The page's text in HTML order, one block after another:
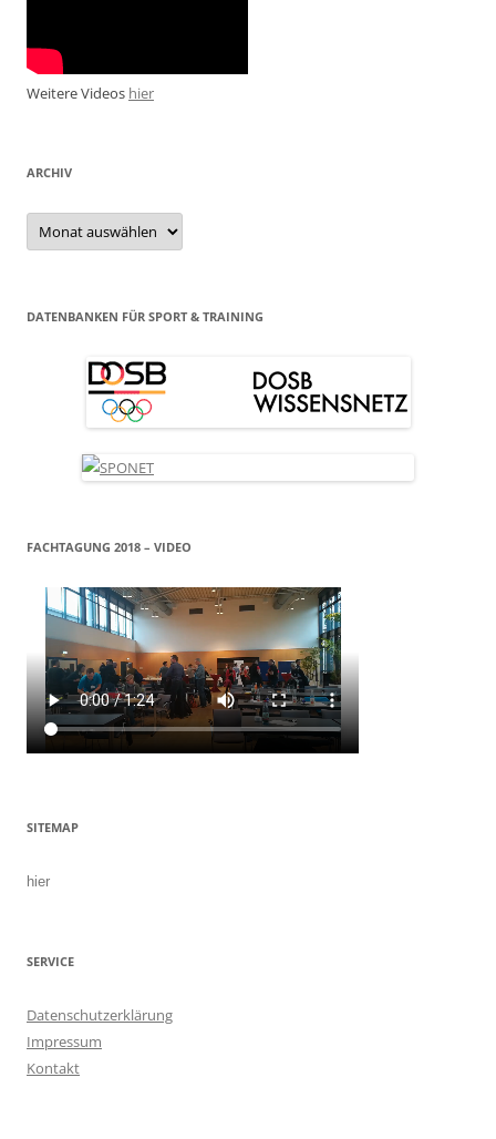
Weitere Videos hier
ARCHIV
Archiv
DATENBANKEN FÜR SPORT & TRAINING
FACHTAGUNG 2018 – VIDEO
SITEMAP
hier
SERVICE
Datenschutzerklärung
Impressum
Kontakt